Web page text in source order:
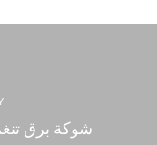
شوكة برق